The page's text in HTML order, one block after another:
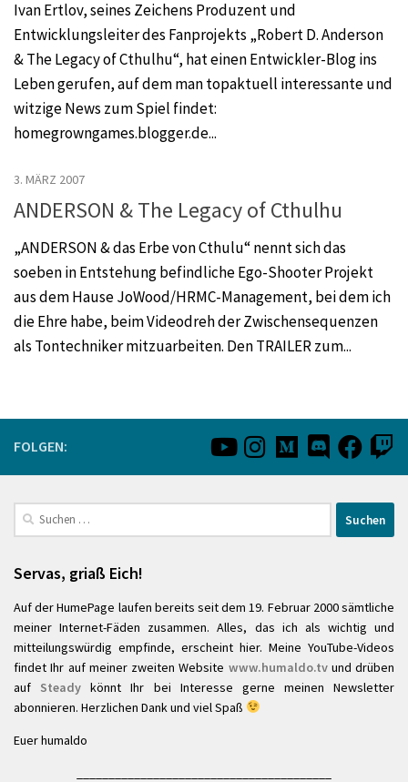
Ivan Ertlov, seines Zeichens Produzent und
Entwicklungsleiter des Fanprojekts „Robert D. Anderson
& The Legacy of Cthulhu“, hat einen Entwickler-Blog ins
Leben gerufen, auf dem man topaktuell interessante und
witzige News zum Spiel findet:
homegrowngames.blogger.de...
3. MÄRZ 2007
ANDERSON & The Legacy of Cthulhu
„ANDERSON & das Erbe von Cthulu“ nennt sich das
soeben in Entstehung befindliche Ego-Shooter Projekt
aus dem Hause JoWood/HRMC-Management, bei dem ich
die Ehre habe, beim Videodreh der Zwischensequenzen
als Tontechniker mitzuarbeiten. Den TRAILER zum...
FOLGEN:
Suchen
nach:
Servas, griaß Eich!
Auf der HumePage laufen bereits seit dem 19. Februar 2000 sämtliche
meiner Internet-Fäden zusammen. Alles, das ich als wichtig und
mitteilungswürdig empfinde, erscheint hier. Meine YouTube-Videos
findet Ihr auf meiner zweiten Website www.humaldo.tvund drüben
auf Steady könnt Ihr bei Interesse gerne meinen Newsletter
abonnieren. Herzlichen Dank und viel Spaß
Euer humaldo